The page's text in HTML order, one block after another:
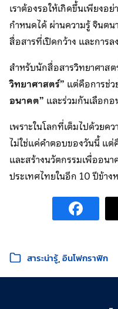
เราต้องรอให้เกิดขึ้นเพียงอ
กำหนดได้ ผ่านความรู้ จินตน
สื่อสารที่เปิดกว้าง และการ
สำหรับนักสื่อสารวิทยาศาส
วิทยาศาสตร์” แต่คือการช่
อนาคต” และร่วมกันเลือกอ
เพราะในโลกที่เต็มไปด้วยค
ไม่ใช่แค่คำตอบของวันนี้ แ
และสร้างนวัตกรรมเพื่ออน
ประเทศไทยในอีก 10 ปีข้าง
หมวดหมู่:
สาระน่ารู้ อินโฟกราฟิก